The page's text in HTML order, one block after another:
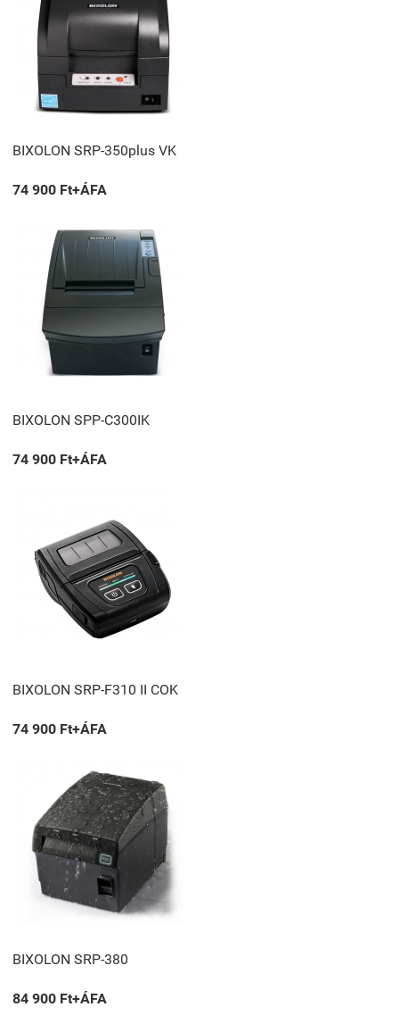
BIXOLON SRP-350plus VK
74 900 Ft+ÁFA
BIXOLON SPP-C300IK
74 900 Ft+ÁFA
BIXOLON SRP-F310 II COK
74 900 Ft+ÁFA
BIXOLON SRP-380
84 900 Ft+ÁFA